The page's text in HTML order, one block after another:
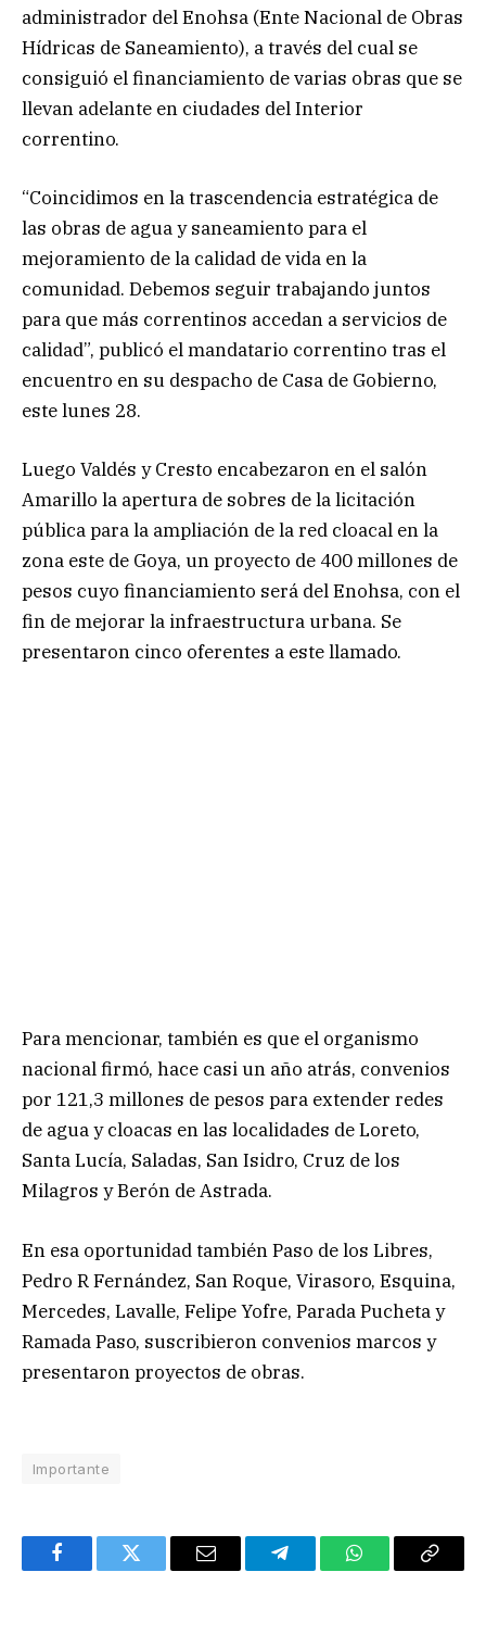
administrador del Enohsa (Ente Nacional de Obras
Hídricas de Saneamiento), a través del cual se
consiguió el financiamiento de varias obras que se
llevan adelante en ciudades del Interior
correntino.
“Coincidimos en la trascendencia estratégica de
las obras de agua y saneamiento para el
mejoramiento de la calidad de vida en la
comunidad. Debemos seguir trabajando juntos
para que más correntinos accedan a servicios de
calidad”, publicó el mandatario correntino tras el
encuentro en su despacho de Casa de Gobierno,
este lunes 28.
Luego Valdés y Cresto encabezaron en el salón
Amarillo la apertura de sobres de la licitación
pública para la ampliación de la red cloacal en la
zona este de Goya, un proyecto de 400 millones de
pesos cuyo financiamiento será del Enohsa, con el
fin de mejorar la infraestructura urbana. Se
presentaron cinco oferentes a este llamado.
Para mencionar, también es que el organismo
nacional firmó, hace casi un año atrás, convenios
por 121,3 millones de pesos para extender redes
de agua y cloacas en las localidades de Loreto,
Santa Lucía, Saladas, San Isidro, Cruz de los
Milagros y Berón de Astrada.
En esa oportunidad también Paso de los Libres,
Pedro R Fernández, San Roque, Virasoro, Esquina,
Mercedes, Lavalle, Felipe Yofre, Parada Pucheta y
Ramada Paso, suscribieron convenios marcos y
presentaron proyectos de obras.
Importante
FacebookTwitter Email TelegramWhatsAppCopy